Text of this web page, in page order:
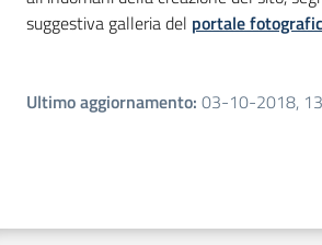
suggestiva galleria del portale
Ultimo aggiornamento: 03-10-2018,